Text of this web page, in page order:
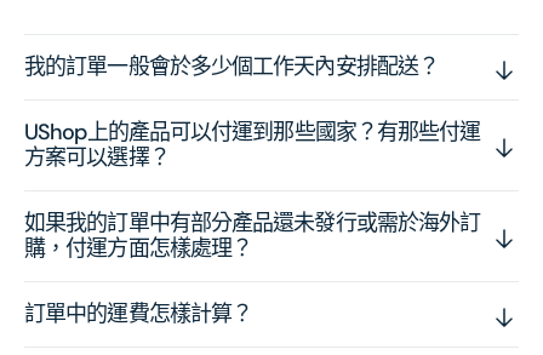
我的訂單一般會於多少個工作天內安排配送？
UShop上的產品可以付運到那些國家？有那些付運
方案可以選擇？
如果我的訂單中有部分產品還未發行或需於海外訂
購，付運方面怎樣處理？
訂單中的運費怎樣計算？